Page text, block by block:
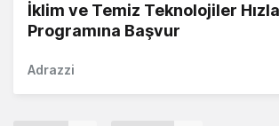
İklim ve Temiz Teknolojiler
Programına Başvur
Adrazzi